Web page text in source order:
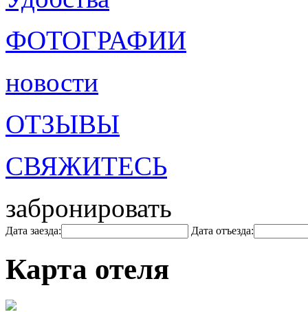
ФОТОГРАФИИ
новости
ОТЗЫВЫ
СВЯЖИТЕСЬ
забронировать
Дата заезда: Дата отъезда:
Карта отеля